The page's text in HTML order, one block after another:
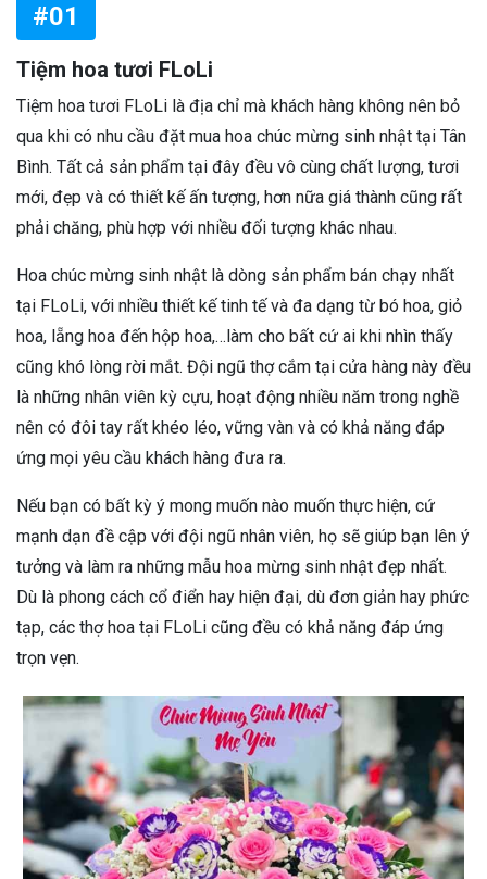
#01
Tiệm hoa tươi FLoLi
Tiệm hoa tươi FLoLi là địa chỉ mà khách hàng không nên bỏ
qua khi có nhu cầu đặt mua hoa chúc mừng sinh nhật tại Tân
Bình. Tất cả sản phẩm tại đây đều vô cùng chất lượng, tươi
mới, đẹp và có thiết kế ấn tượng, hơn nữa giá thành cũng rất
phải chăng, phù hợp với nhiều đối tượng khác nhau.
Hoa chúc mừng sinh nhật là dòng sản phẩm bán chạy nhất
tại FLoLi, với nhiều thiết kế tinh tế và đa dạng từ bó hoa, giỏ
hoa, lẵng hoa đến hộp hoa,…làm cho bất cứ ai khi nhìn thấy
cũng khó lòng rời mắt. Đội ngũ thợ cắm tại cửa hàng này đều
là những nhân viên kỳ cựu, hoạt động nhiều năm trong nghề
nên có đôi tay rất khéo léo, vững vàn và có khả năng đáp
ứng mọi yêu cầu khách hàng đưa ra.
Nếu bạn có bất kỳ ý mong muốn nào muốn thực hiện, cứ
mạnh dạn đề cập với đội ngũ nhân viên, họ sẽ giúp bạn lên ý
tưởng và làm ra những mẫu hoa mừng sinh nhật đẹp nhất.
Dù là phong cách cổ điển hay hiện đại, dù đơn giản hay phức
tạp, các thợ hoa tại FLoLi cũng đều có khả năng đáp ứng
trọn vẹn.